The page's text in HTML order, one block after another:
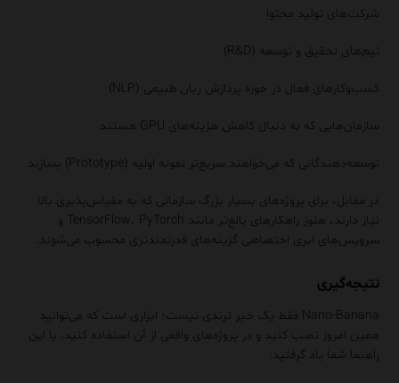
شرکت‌های تولید محتوا
تیم‌های تحقیق و توسعه (R&D)
کسب‌وکارهای فعال در حوزه پردازش زبان طبیعی (NLP)
سازمان‌هایی که به دنبال کاهش هزینه‌های GPU هستند
توسعه‌دهندگانی که می‌خواهند سریع‌تر نمونه اولیه (Prototype) بسازند
در مقابل، برای پروژه‌های بسیار بزرگ سازمانی که به مقیاس‌پذیری بالا
نیاز دارند، هنوز راهکارهای بالغ‌تر مانند TensorFlow، PyTorch و
سرویس‌های ابری اختصاصی گزینه‌های قدرتمندتری محسوب می‌شوند.
نتیجه‌گیری
Nano-Banana فقط یک خبر ترندی نیست؛ ابزاری است که می‌توانید
همین امروز نصب کنید و در پروژه‌های واقعی از آن استفاده کنید. با این
راهنما شما یاد گرفتید: